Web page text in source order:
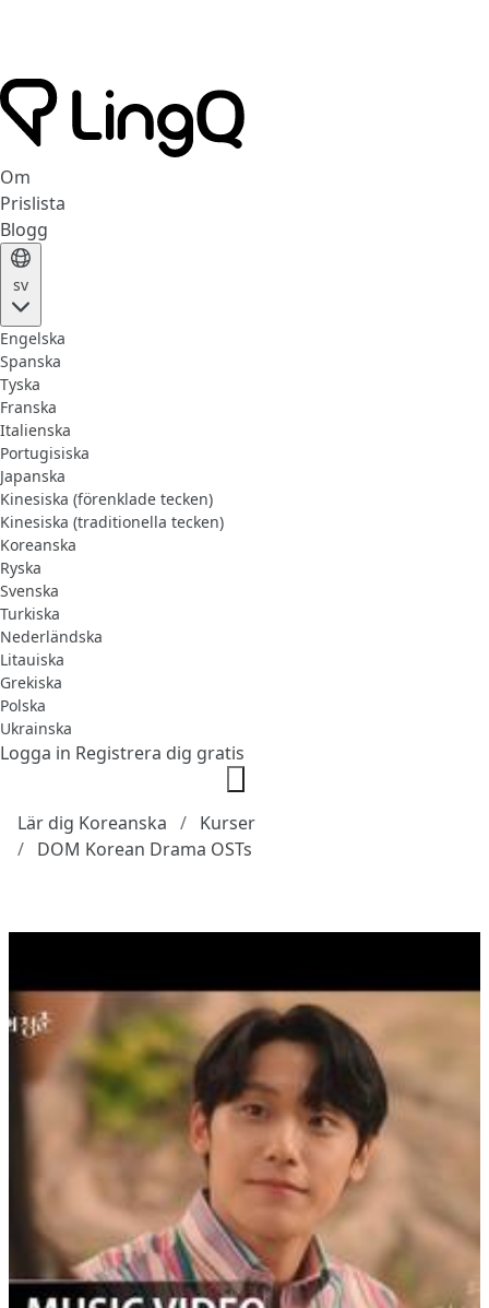
Om
Prislista
Blogg
sv
Engelska
Spanska
Tyska
Franska
Italienska
Portugisiska
Japanska
Kinesiska (förenklade tecken)
Kinesiska (traditionella tecken)
Koreanska
Ryska
Svenska
Turkiska
Nederländska
Litauiska
Grekiska
Polska
Ukrainska
Logga in Registrera dig gratis
Lär dig Koreanska
Kurser
DOM Korean Drama OSTs